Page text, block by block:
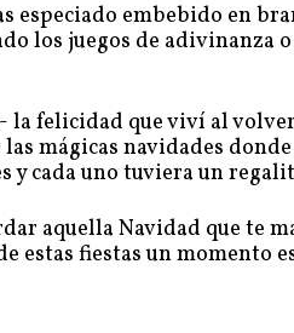
embebido en
los juegos de adivinanza
felicidad que viví al
mágicas navidades
cada uno tuviera un
aquella Navidad que te
estas fiestas un momento